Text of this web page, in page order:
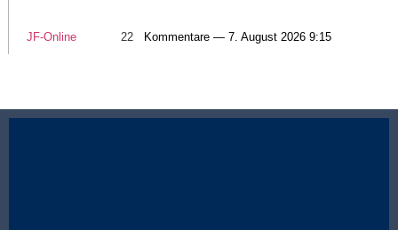
JF-Online 22 Kommentare — 7. August 2026 9:15